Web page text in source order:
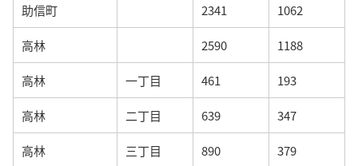
助信町 2341 1062
高林 2590 1188
高林 一丁目 461 193
高林 二丁目 639 347
高林 三丁目 890 379